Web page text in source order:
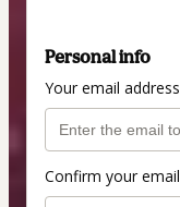
Personal info
Your email address
Confirm your email